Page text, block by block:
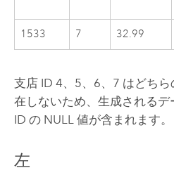
1533 7 32.99
支店 ID 4、5、6、7 はどち
在しないため、生成される
ID の NULL 値が含まれます。
左